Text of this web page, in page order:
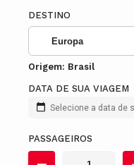
DESTINO
Europa
Origem: Brasil
DATA DE SUA VIAGEM
Selecione a data de
PASSAGEIROS